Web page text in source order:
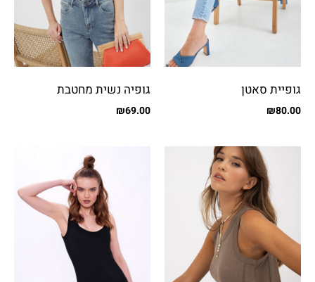
גופיית סאטן
₪80.00
גופיה נשית מחטבת
₪69.00